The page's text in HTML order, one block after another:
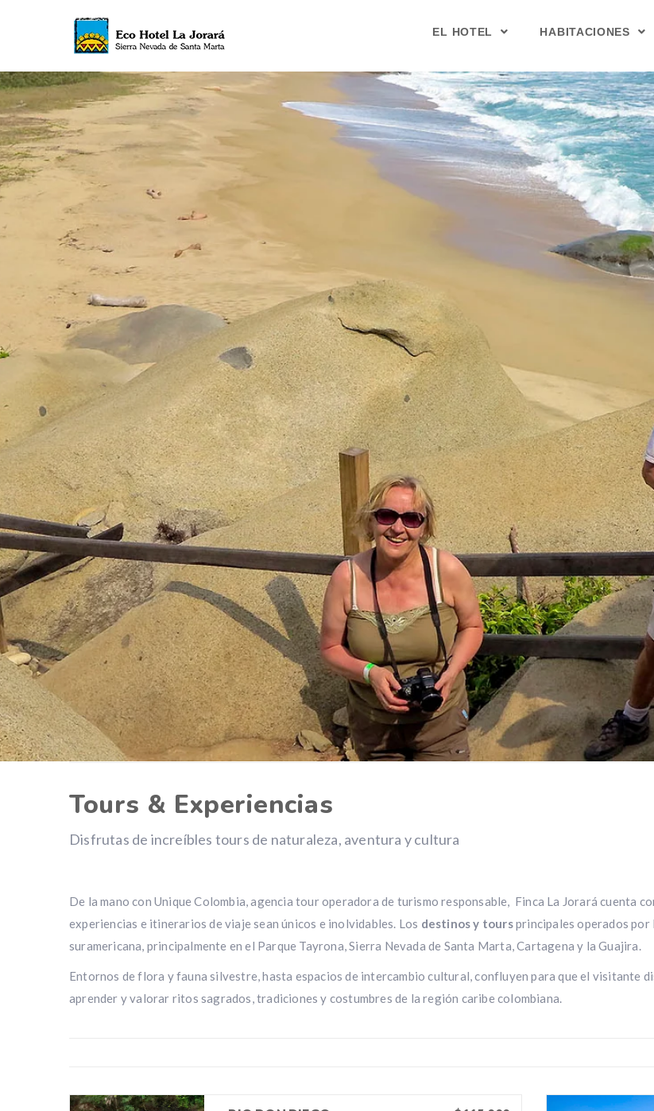
EL HOTEL HABITACIONES
Tours & Experiencias
Disfrutas de increíbles tours de naturaleza, aventura y cultura
De la mano con Unique Colombia, agencia tour operadora de turismo responsable, Finca La Jorará cuenta
experiencias e itinerarios de viaje sean únicos e inolvidables. Los destinos y toursprincipales operados por
suramericana, principalmente en el Parque Tayrona, Sierra Nevada de Santa Marta, Cartagena y la Guajira.
Entornos de flora y fauna silvestre, hasta espacios de intercambio cultural, confluyen para que el visitante
aprender y valorar ritos sagrados, tradiciones y costumbres de la región caribe colombiana.